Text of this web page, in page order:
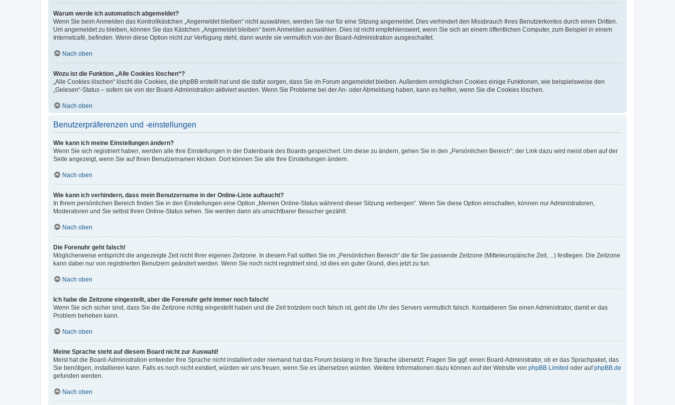
Warum werde ich automatisch abgemeldet?
Wenn Sie beim Anmelden das Kontrollkästchen „Angemeldet bleiben“ nicht auswählen, werden Sie nur für eine Sitzung angemeldet. Dies verhindert den Missbrauch Ihres Benutzerkontos durch einen Dritten.
Um angemeldet zu bleiben, können Sie das Kästchen „Angemeldet bleiben“ beim Anmelden auswählen. Dies ist nicht empfehlenswert, wenn Sie sich an einem öffentlichen Computer, zum Beispiel in einem
Internetcafé, befinden. Wenn diese Option nicht zur Verfügung steht, dann wurde sie vermutlich von der Board-Administration ausgeschaltet.
Nach oben
Wozu ist die Funktion „Alle Cookies löschen“?
„Alle Cookies löschen“ löscht die Cookies, die phpBB erstellt hat und die dafür sorgen, dass Sie im Forum angemeldet bleiben. Außerdem ermöglichen Cookies einige Funktionen, wie beispielsweise den
„Gelesen“-Status – sofern sie von der Board-Administration aktiviert wurden. Wenn Sie Probleme bei der An- oder Abmeldung haben, kann es helfen, wenn Sie die Cookies löschen.
Nach oben
Benutzerpräferenzen und -einstellungen
Wie kann ich meine Einstellungen ändern?
Wenn Sie sich registriert haben, werden alle Ihre Einstellungen in der Datenbank des Boards gespeichert. Um diese zu ändern, gehen Sie in den „Persönlichen Bereich“; der Link dazu wird meist oben auf der
Seite angezeigt, wenn Sie auf Ihren Benutzernamen klicken. Dort können Sie alle Ihre Einstellungen ändern.
Nach oben
Wie kann ich verhindern, dass mein Benutzername in der Online-Liste auftaucht?
In Ihrem persönlichen Bereich finden Sie in den Einstellungen eine Option „Meinen Online-Status während dieser Sitzung verbergen“. Wenn Sie diese Option einschalten, können nur Administratoren,
Moderatoren und Sie selbst Ihren Online-Status sehen. Sie werden dann als unsichtbarer Besucher gezählt.
Nach oben
Die Forenuhr geht falsch!
Möglicherweise entspricht die angezeigte Zeit nicht Ihrer eigenen Zeitzone. In diesem Fall sollten Sie im „Persönlichen Bereich“ die für Sie passende Zeitzone (Mitteleuropäische Zeit, ...) festlegen. Die Zeitzone
kann dabei nur von registrierten Benutzern geändert werden. Wenn Sie noch nicht registriert sind, ist dies ein guter Grund, dies jetzt zu tun.
Nach oben
Ich habe die Zeitzone eingestellt, aber die Forenuhr geht immer noch falsch!
Wenn Sie sich sicher sind, dass Sie die Zeitzone richtig eingestellt haben und die Zeit trotzdem noch falsch ist, geht die Uhr des Servers vermutlich falsch. Kontaktieren Sie einen Administrator, damit er das
Problem beheben kann.
Nach oben
Meine Sprache steht auf diesem Board nicht zur Auswahl!
Meist hat die Board-Administration entweder Ihre Sprache nicht installiert oder niemand hat das Forum bislang in Ihre Sprache übersetzt. Fragen Sie ggf. einen Board-Administrator, ob er das Sprachpaket, das
Sie benötigen, installieren kann. Falls es noch nicht existiert, würden wir uns freuen, wenn Sie es übersetzen würden. Weitere Informationen dazu können auf der Website von phpBB Limited oder aufphpBB.de
gefunden werden.
Nach oben